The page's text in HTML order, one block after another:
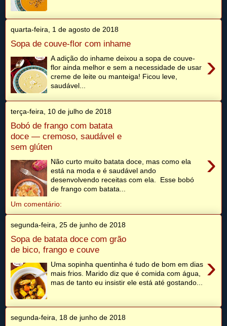
quarta-feira, 1 de agosto de 2018
Sopa de couve-flor com inhame
›
A adição do inhame deixou a sopa de couve-
flor ainda melhor e sem a necessidade de usar
creme de leite ou manteiga! Ficou leve,
saudável...
terça-feira, 10 de julho de 2018
Bobó de frango com batata
doce — cremoso, saudável e
sem glúten
›
Não curto muito batata doce, mas como ela
está na moda e é saudável ando
desenvolvendo receitas com ela. Esse bobó
de frango com batata...
Um comentário:
segunda-feira, 25 de junho de 2018
Sopa de batata doce com grão
de bico, frango e couve
›
Uma sopinha quentinha é tudo de bom em dias
mais frios. Marido diz que é comida com água,
mas de tanto eu insistir ele está até gostando...
segunda-feira, 18 de junho de 2018